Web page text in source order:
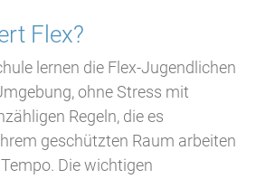
Flex?
lernen die Flex-Jugendlichen
ohne Stress mit
Regeln, die es
geschützten Raum arbeiten
Die wichtigen